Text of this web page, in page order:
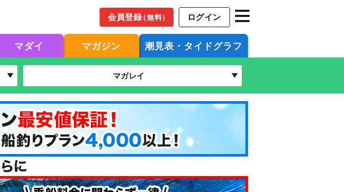
会員登録（無料） ログイン
マダイ マガジン 潮見表・タイドグラフ
マガレイ